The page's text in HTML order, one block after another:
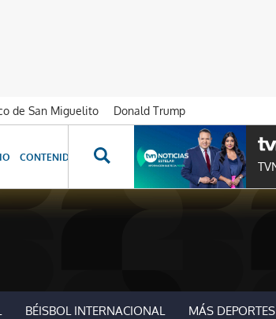
de San Miguelito
Donald Trump
CONTENIDOS ESPECIALES NOVELAS PROGRAMAS
BÉISBOL INTERNACIONAL MÁS DEPORTES